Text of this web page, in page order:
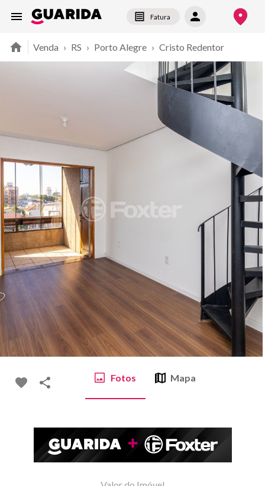
Fatura
Venda › RS › Porto Alegre › Cristo Redentor
Fotos Mapa